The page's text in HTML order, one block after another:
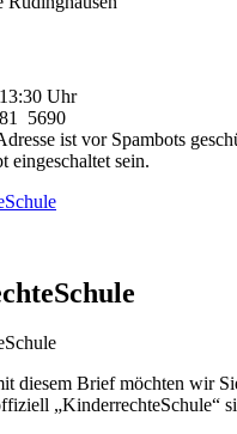
Uhr
5690
ist vor Spambots
eingeschaltet sein.
diesem Brief möchten wir
„KinderrechteSchule“